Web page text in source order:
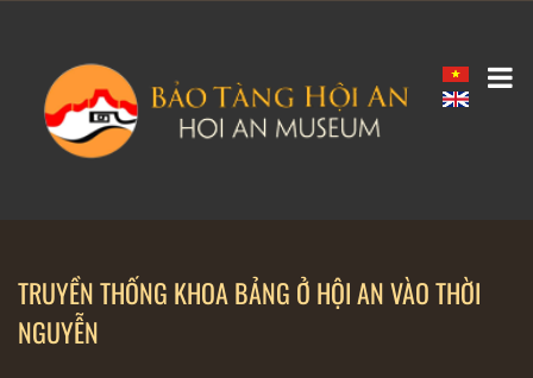
TRUYỀN THỐNG KHOA BẢNG Ở HỘI AN VÀO THỜI
NGUYỄN